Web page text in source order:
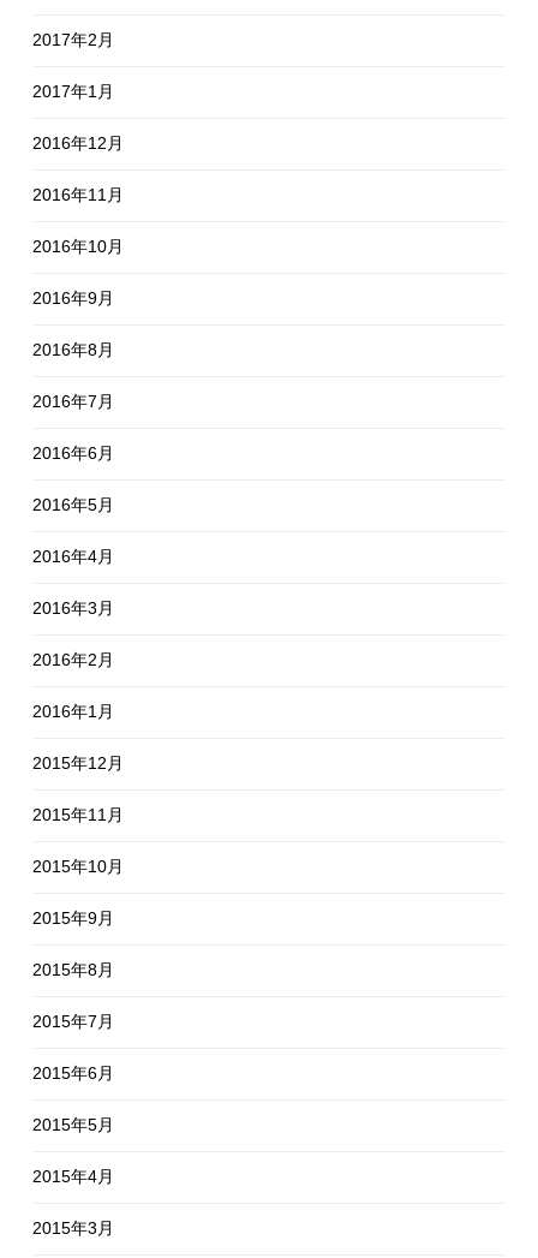
2017年2月
2017年1月
2016年12月
2016年11月
2016年10月
2016年9月
2016年8月
2016年7月
2016年6月
2016年5月
2016年4月
2016年3月
2016年2月
2016年1月
2015年12月
2015年11月
2015年10月
2015年9月
2015年8月
2015年7月
2015年6月
2015年5月
2015年4月
2015年3月